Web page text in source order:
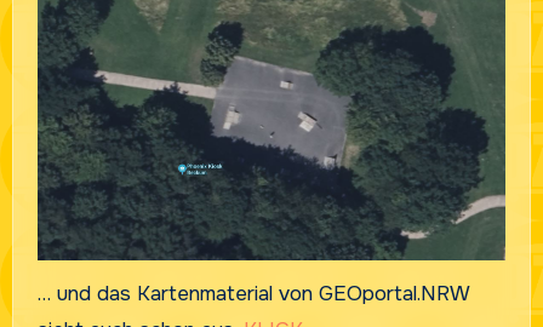
… und das Kartenmaterial von GEOportal.NRW